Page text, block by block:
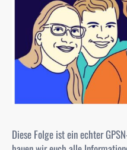
Diese Folge ist ein echter